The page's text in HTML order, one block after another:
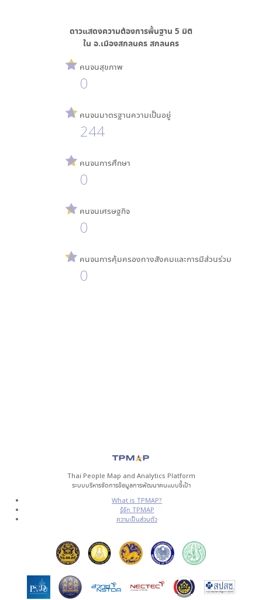
ดาวแสดงความต้องการพื้นฐาน 5 มิติ
ใน อ.เมืองสกลนคร สกลนคร
คนจนสุขภาพ
0
คนจนมาตรฐานความเป็นอยู่
244
คนจนการศึกษา
0
คนจนเศรษฐกิจ
0
คนจนการคุ้มครองทางสังคมและการมีส่วนร่วม
0
Thai People Map and Analytics Platform
ระบบบริหารจัดการข้อมูลการพัฒนาคนแบบชี้เป้า
What is TPMAP?
รู้จัก TPMAP
ความเป็นส่วนตัว